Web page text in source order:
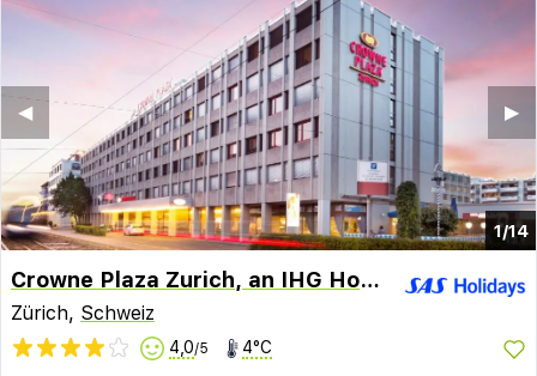
1/14
▶︎
◀︎
Crowne Plaza Zurich, an IHG Hotel
Zürich, Schweiz
4,0/5 4°C